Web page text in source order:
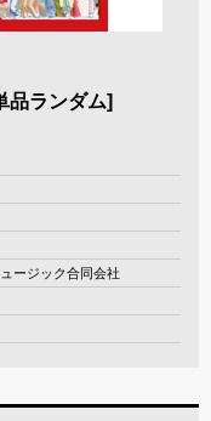
ランダム]
ージック合同会社